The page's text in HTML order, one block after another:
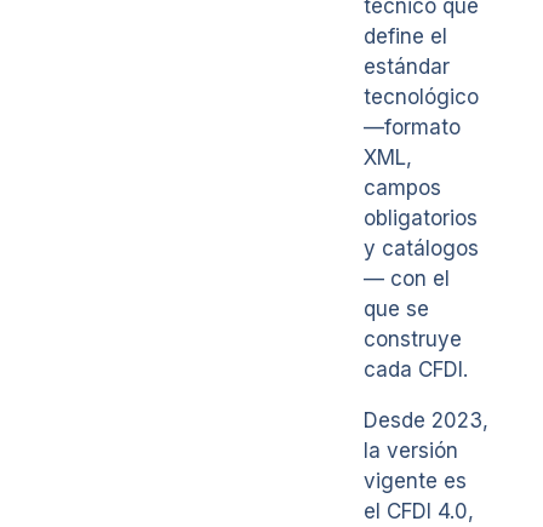
técnico que
define el
estándar
tecnológico
—formato
XML,
campos
obligatorios
y catálogos
— con el
que se
construye
cada CFDI.
Desde 2023,
la versión
vigente es
el CFDI 4.0,